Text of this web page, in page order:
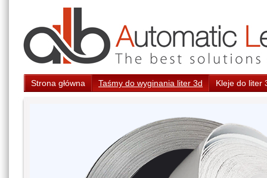
Strona główna Taśmy do wyginania liter 3d Kleje do liter